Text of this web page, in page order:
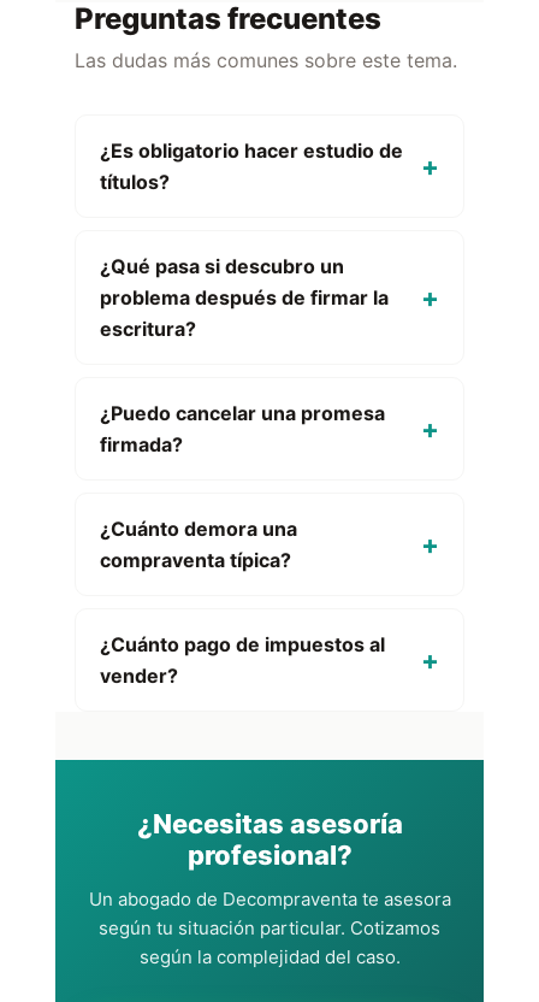
Preguntas frecuentes
Las dudas más comunes sobre este tema.
¿Es obligatorio hacer estudio de
títulos?
¿Qué pasa si descubro un
problema después de firmar la
escritura?
¿Puedo cancelar una promesa
firmada?
¿Cuánto demora una
compraventa típica?
¿Cuánto pago de impuestos al
vender?
¿Necesitas asesoría
profesional?
Un abogado de Decompraventa te asesora
según tu situación particular. Cotizamos
según la complejidad del caso.